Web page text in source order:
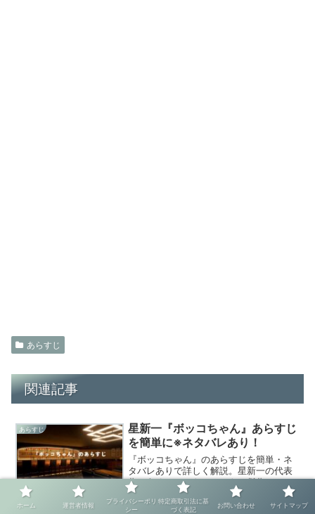
あらすじ
関連記事
あらすじ
星新一『ボッコちゃん』あらすじ
を簡単に※ネタバレあり！
『ボッコちゃん』のあらすじを簡単・ネ
タバレありで詳しく解説。星新一の代表
作であるショートショートの傑作につい
て、読書感想文を書く学生向けに登場人
物や感想、読了時間まで丁寧にご紹介し
ホーム 運営者情報
プライバシーポリ
シー
特定商取引法に基
づく表記
お問い合わせ サイトマップ